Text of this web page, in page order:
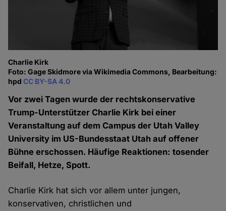
Charlie Kirk
Foto: Gage Skidmore via Wikimedia Commons, Bearbeitung:
hpdCC BY-SA 4.0
Vor zwei Tagen wurde der rechtskonservative
Trump-Unterstützer Charlie Kirk bei einer
Veranstaltung auf dem Campus der Utah Valley
University im US-Bundesstaat Utah auf offener
Bühne erschossen. Häufige Reaktionen: tosender
Beifall, Hetze, Spott.
Charlie Kirk hat sich vor allem unter jungen,
konservativen, christlichen und